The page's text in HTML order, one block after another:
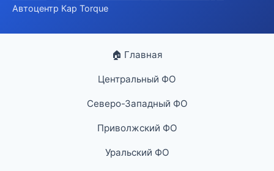
Автоцентр Кар Torque
🏠 Главная
Центральный ФО
Северо-Западный ФО
Приволжский ФО
Уральский ФО